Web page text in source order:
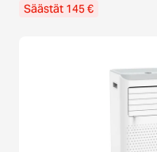
Säästät 145 €